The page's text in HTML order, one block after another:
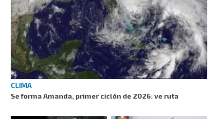
CLIMA
Se forma Amanda, primer ciclón de 2026: ve ruta